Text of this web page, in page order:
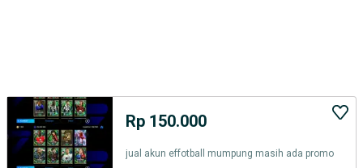
Rp 150.000
jual akun effotball mumpung masih ada promo